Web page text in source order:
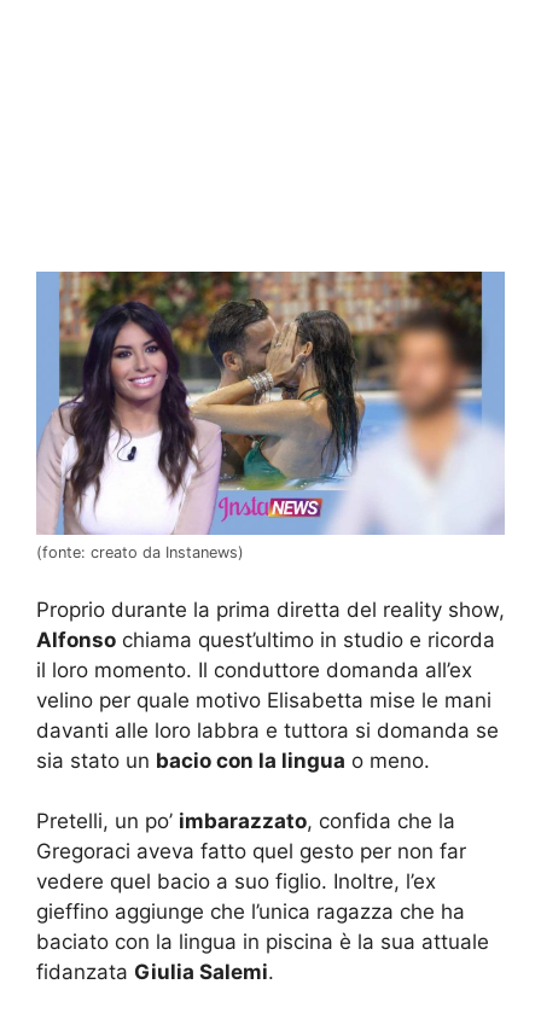
(fonte: creato da Instanews)
Proprio durante la prima diretta del reality show,
Alfonso chiama quest’ultimo in studio e ricorda
il loro momento. Il conduttore domanda all’ex
velino per quale motivo Elisabetta mise le mani
davanti alle loro labbra e tuttora si domanda se
sia stato un bacio con la lingua o meno.
Pretelli, un po’ imbarazzato, confida che la
Gregoraci aveva fatto quel gesto per non far
vedere quel bacio a suo figlio. Inoltre, l’ex
gieffino aggiunge che l’unica ragazza che ha
baciato con la lingua in piscina è la sua attuale
fidanzata Giulia Salemi.